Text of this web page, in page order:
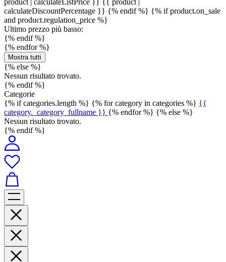
calculateDiscountPercentage }} {% endif %} {% if product.on_sale
and product.regulation_price %}
Ultimo prezzo più basso:
{% endif %}
{% endfor %}
Mostra tutti
{% else %}
Nessun risultato trovato.
{% endif %}
Categorie
{% if categories.length %} {% for category in categories %} {{
category._category_fullname }} {% endfor %} {% else %}
Nessun risultato trovato.
{% endif %}